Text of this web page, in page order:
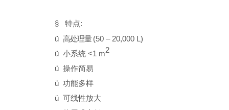
§ 特点:
ü 高处理量(50 – 20,000 L)
ü 小系统 <1 m2
ü 操作简易
ü 功能多样
ü 可线性放大